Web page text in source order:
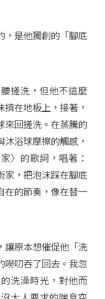
是他獨創的「腳底
搓洗，但他不這麼
在地板上，接著，
來回搓洗。在蒸騰的
浴球摩擦的觸感，
〉的歌詞，唱著：
家，把泡沫踩在腳底
的節奏，像在替一
原本想催促他「洗
嘮叨吞了回去。我忽
洗澡時光，對他而